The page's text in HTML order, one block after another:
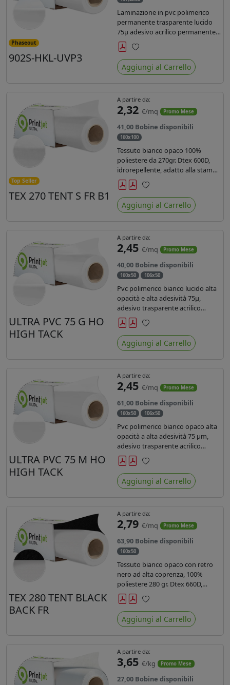
Phaseout
902S-HKL-UVP3
Laminazione in pvc polimerico
permanente trasparente lucido
75µ adesivo acrilico permanente
durata 5 anni con filtro uv, carta
kraft. Ideale per stampe con
inchiostro ecosolvente, UV e latex.
Preferiti
Aggiungi al Carrello
Top Seller
TEX 270 TENT S FR B1
A partire da:
2,32 €/mq Promo Mese
41,00 Bobine disponibili
160x100
Tessuto bianco opaco 100%
poliestere da 270gr. Dtex 600D,
idrorepellente, adatto alla stampa
solvente, ecosolvente, uv, latex (di
terza generazione). Ideale per
tende ,coperture gazebo, prodotti
gonfiabili o cuscini di
Preferiti
Aggiungi al Carrello
ULTRA PVC 75 G HO
HIGH TACK
A partire da:
2,45 €/mq Promo Mese
40,00 Bobine disponibili
160x50 106x50
Pvc polimerico bianco lucido alta
opacità e alta adesività 75µ,
adesivo trasparente acrilico
hotmelt permanente, durata 5-7
anni, liner 140gr PE su entrambi
lati. Prestazioni di alto livello.
Dotato di certificato ignifugo
Preferiti
Aggiungi al Carrello
ULTRA PVC 75 M HO
HIGH TACK
A partire da:
2,45 €/mq Promo Mese
61,00 Bobine disponibili
160x50 106x50
Pvc polimerico bianco opaco alta
opacità a alta adesività 75 µm,
adesivo trasparente acrilico
hotmelt permanente, durata 5-7
anni liner 140gr PE su entrambi
lati. Dotato di certificato ignifugo
Bs1d0.
Preferiti
Aggiungi al Carrello
TEX 280 TENT BLACK
BACK FR
A partire da:
2,79 €/mq Promo Mese
63,90 Bobine disponibili
160x50
Tessuto bianco opaco con retro
nero ad alta coprenza, 100%
poliestere 280 gr. Dtex 660D,
idrorepellente, adatto alla stampa
sublimatica indiretta. Ideale per
tende ,coperture gazebo, prodotti
gonfiabili o cuscini di
Preferiti
Aggiungi al Carrello
A partire da:
3,65 €/kg Promo Mese
27,00 Bobine disponibili